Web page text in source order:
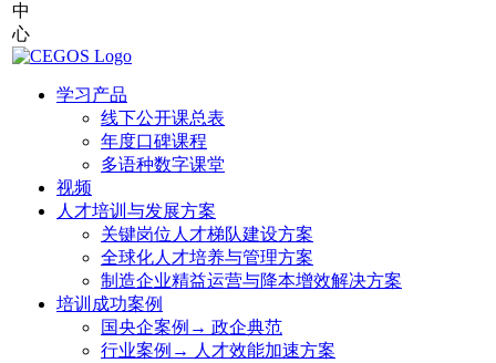
中
心
学习产品
线下公开课总表
年度口碑课程
多语种数字课堂
视频
人才培训与发展方案
关键岗位人才梯队建设方案
全球化人才培养与管理方案
制造企业精益运营与降本增效解决方案
培训成功案例
国央企案例→ 政企典范
行业案例→ 人才效能加速方案